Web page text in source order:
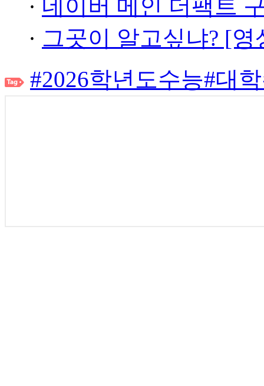
· 네이버 메인 더팩트
· 그곳이 알고싶냐? [
#2026학년도수능#대